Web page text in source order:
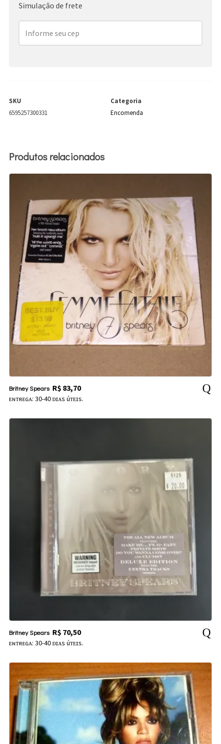
Simulação de frete
SKU
6595257300331
Categoria
Encomenda
Produtos relacionados
Britney Spears R$83,70
ᴇɴᴛʀᴇɢᴀ: 30-40 ᴅɪᴀs úᴛᴇɪs.
Britney Spears R$70,50
ᴇɴᴛʀᴇɢᴀ: 30-40 ᴅɪᴀs úᴛᴇɪs.